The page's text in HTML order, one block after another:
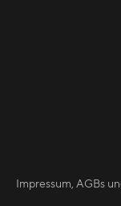
Impressum, AGBs